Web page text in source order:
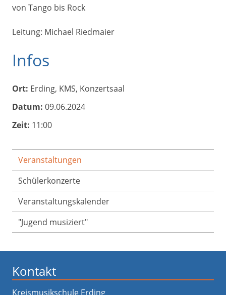
Veranstaltungen
Schülerkonzerte
Veranstaltungs­kalender
"Jugend musiziert"
von Tango bis Rock
Leitung: Michael Riedmaier
Infos
Ort: Erding, KMS, Konzertsaal
Datum: 09.06.2024
Zeit: 11:00
Kontakt
Kreismusikschule Erding